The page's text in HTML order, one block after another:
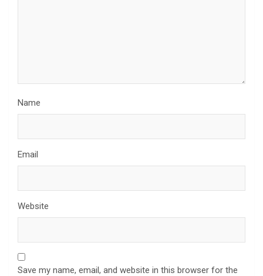
Name
Email
Website
Save my name, email, and website in this browser for the